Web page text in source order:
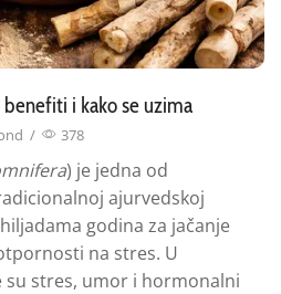
i kako se uzima
/ 378
) je jedna od
ajurvedskoj
godina za jačanje
na stres. U
su stres, umor i hormonalni